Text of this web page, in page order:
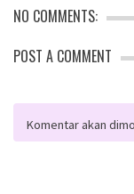
NO COMMENTS:
POST A COMMENT
Komentar akan